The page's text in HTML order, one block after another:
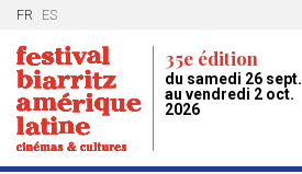
FR ES
35e édition
du samedi 26 sept.
au vendredi 2 oct.
2026